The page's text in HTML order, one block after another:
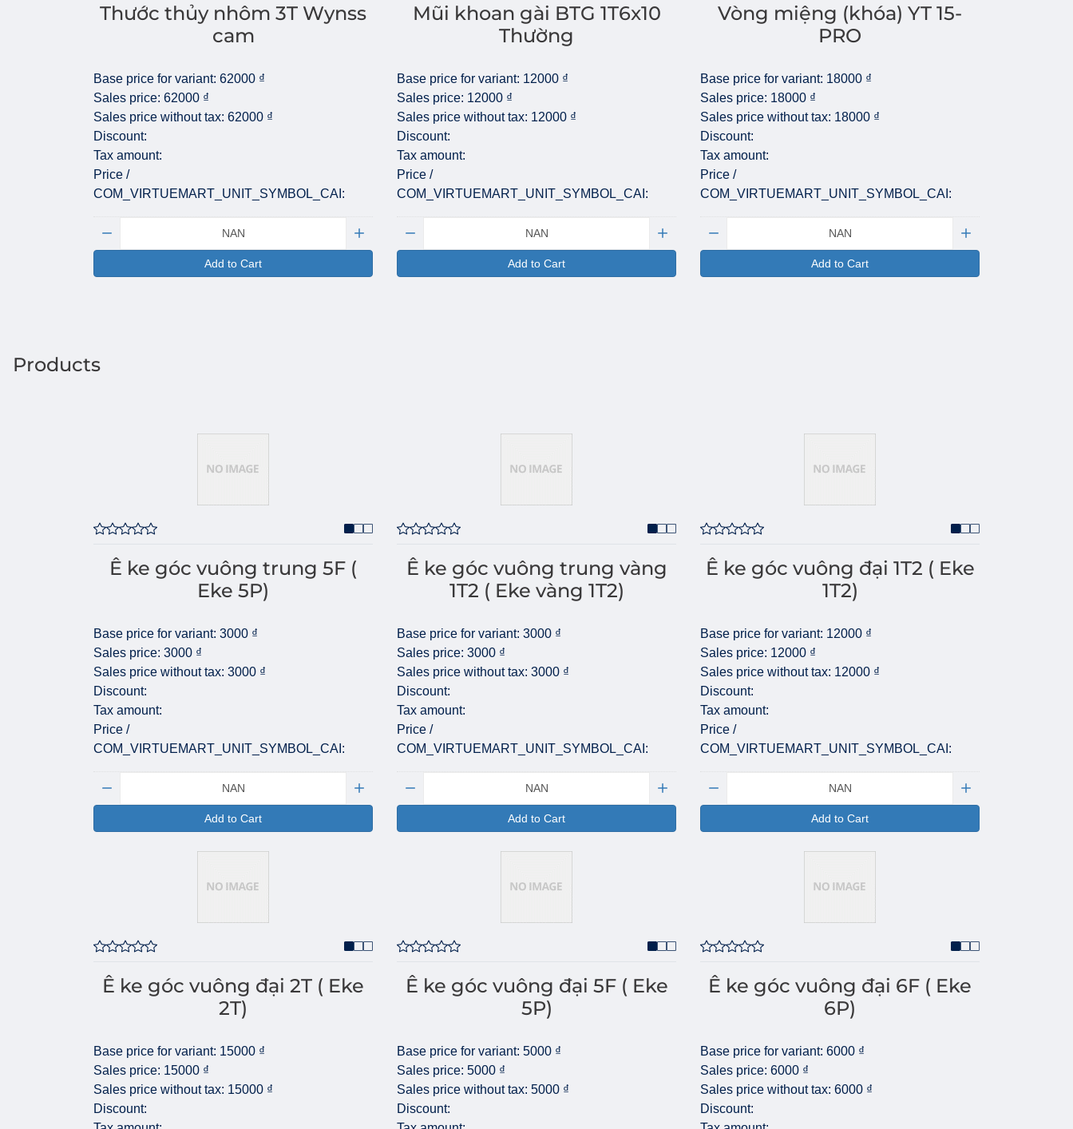
Thước thủy nhôm 3T Wynss
cam
Base price for variant: 62000 ₫
Sales price: 62000 ₫
Sales price without tax: 62000 ₫
Discount:
Tax amount:
Price /
COM_VIRTUEMART_UNIT_SYMBOL_CAI:
Add to Cart
Mũi khoan gài BTG 1T6x10
Thường
Base price for variant: 12000 ₫
Sales price: 12000 ₫
Sales price without tax: 12000 ₫
Discount:
Tax amount:
Price /
COM_VIRTUEMART_UNIT_SYMBOL_CAI:
Add to Cart
Vòng miệng (khóa) YT 15-
PRO
Base price for variant: 18000 ₫
Sales price: 18000 ₫
Sales price without tax: 18000 ₫
Discount:
Tax amount:
Price /
COM_VIRTUEMART_UNIT_SYMBOL_CAI:
Add to Cart
Products
Ê ke góc vuông trung 5F (
Eke 5P)
Base price for variant: 3000 ₫
Sales price: 3000 ₫
Sales price without tax: 3000 ₫
Discount:
Tax amount:
Price /
COM_VIRTUEMART_UNIT_SYMBOL_CAI:
Add to Cart
Ê ke góc vuông trung vàng
1T2 ( Eke vàng 1T2)
Base price for variant: 3000 ₫
Sales price: 3000 ₫
Sales price without tax: 3000 ₫
Discount:
Tax amount:
Price /
COM_VIRTUEMART_UNIT_SYMBOL_CAI:
Add to Cart
Ê ke góc vuông đại 1T2 ( Eke
1T2)
Base price for variant: 12000 ₫
Sales price: 12000 ₫
Sales price without tax: 12000 ₫
Discount:
Tax amount:
Price /
COM_VIRTUEMART_UNIT_SYMBOL_CAI:
Add to Cart
Ê ke góc vuông đại 2T ( Eke
2T)
Base price for variant: 15000 ₫
Sales price: 15000 ₫
Sales price without tax: 15000 ₫
Discount:
Ê ke góc vuông đại 5F ( Eke
5P)
Base price for variant: 5000 ₫
Sales price: 5000 ₫
Sales price without tax: 5000 ₫
Discount:
Ê ke góc vuông đại 6F ( Eke
6P)
Base price for variant: 6000 ₫
Sales price: 6000 ₫
Sales price without tax: 6000 ₫
Discount: